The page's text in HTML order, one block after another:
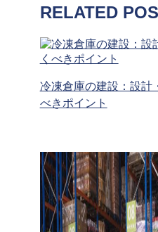
RELATED
冷凍倉庫の建設：設計
べきポイント